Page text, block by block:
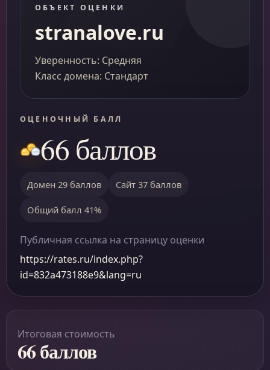
ОБЪЕКТ ОЦЕНКИ
stranalove.ru
Уверенность: Средняя
Класс домена: Стандарт
ОЦЕНОЧНЫЙ БАЛЛ
66 баллов
Домен 29 баллов Сайт 37 баллов
Общий балл 41%
Публичная ссылка на страницу оценки
https://rates.ru/index.php?
id=832a473188e9&lang=ru
Итоговая стоимость
66 баллов